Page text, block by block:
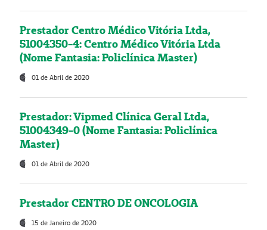
Prestador Centro Médico Vitória Ltda,
51004350-4: Centro Médico Vitória Ltda
(Nome Fantasia: Policlínica Master)
01 de Abril de 2020
Prestador: Vipmed Clínica Geral Ltda,
51004349-0 (Nome Fantasia: Policlínica
Master)
01 de Abril de 2020
Prestador CENTRO DE ONCOLOGIA
15 de Janeiro de 2020